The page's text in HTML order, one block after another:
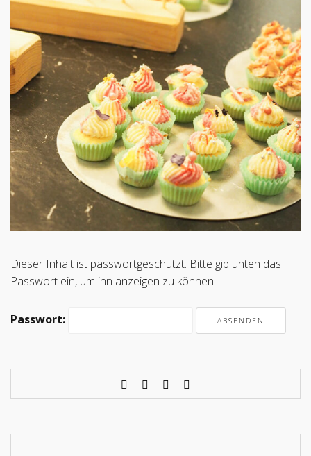
Dieser Inhalt ist passwortgeschützt. Bitte gib unten das
Passwort ein, um ihn anzeigen zu können.
Passwort: